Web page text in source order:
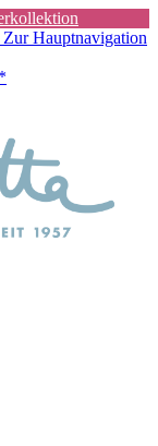
Zur Hauptnavigation